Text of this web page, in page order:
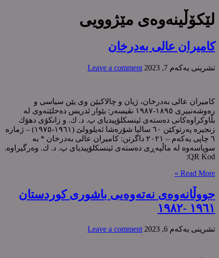
لێکۆڵینەوەی مێژوویی
کامیران عالی بەدرخان
تشرینی یه‌كه‌م 7, 2023 Leave a comment
کامیران عالی بەدرخان، ژیان و چالاکیێن وی یێن سیاسی و
رەوشەنبیری ١٨٩٥-١٩٨٧ نڤیسەر: بێوار ئدریس دەحلێنەوی لە
بڵاوکراوەکانی دەستەی ئینسکلۆپیدیای پ. د. ك. و زانکۆی دهۆك
زنجیرە پەرتوکێن ٦٠ سالیا شۆرەشا ئەیلوولێ (١٩٦١-١٩٧٥) – ژمارە
٦ چاپی یەکەم – ٢٠٢١ داگرتن: کامیران عالی بەدرخان * بە
سوپاسەوە لە ماڵپەڕی دەستەی ئینسکلۆپیدیای پ. د. ك. وەرگیراوە.
QR Kod:
Read More »
جووڵانەوەی نەتەوەیی باشوری كوردستان
١٩٦١ -١٩٨٢
تشرینی یه‌كه‌م 6, 2023 Leave a comment